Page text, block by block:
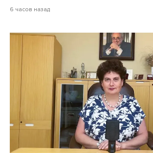
6 часов назад